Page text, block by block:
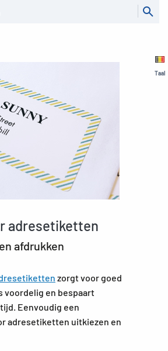
Taal
adresetiketten
afdrukken
zorgt voor goed
voordelig en bespaart
Eenvoudig een
adresetiketten uitkiezen en